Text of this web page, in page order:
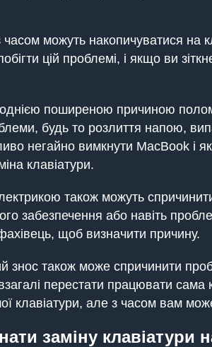
можуть накопичуватися на
цій проблемі, і якщо ви
поширеною причиною
будь то розлиття напою,
негайно вимкнути MacBook
клавіатури.
також можуть
забезпечення або навіть
щоб визначити причину.
також може спричинити
перестати працювати
клавіатури, але з часом вам
заміну клавіатури